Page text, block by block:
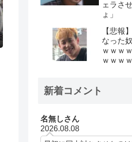
ェラさ
ょ」
【悲報
なった
ｗｗｗ
ｗｗｗ
新着コメント
名無しさん
2026.08.08